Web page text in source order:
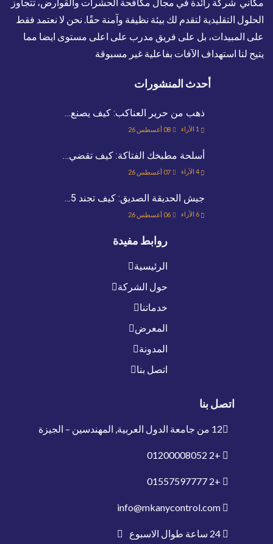
مكاني شركة رائدة في مجال مكافحة الحشرات والقوارض، تتجاوز
الحلول التقليدية لتقدم لك بيئة نظيفة وآمنة حقًا. نحن لا نعتمد فقط
على المبيدات، بل على فريق مدرب على اعلى مستوى ايضا مما
يتيح لنا استهداف الآفات بفاعلية غير مسبوقة
أحدث المنشورات
ذهب من حرير العناكب: كيف يصنع…
08 أغسطس 26 الآراء
أسلحة مطبخك الفتاكة: كيف تقضي…
07 أغسطس 26 4 الآراء
جيش الحديقة الصديق: كيف تجند 5…
06 أغسطس 26 6 الآراء
روابط مفيدة
الرئيسية
حول الشركة
خدماتنا
المعرض
المدونة
اتصل بنا
اتصل بنا
12 من جامعة الدول العربية, المهندسين – الجيزة
+2
01200008052
+2
01557597777